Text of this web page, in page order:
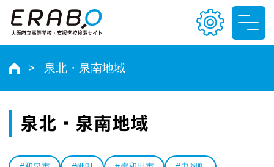
文字サイズ
小 中 大
泉北・泉南地域
泉北・泉南地域